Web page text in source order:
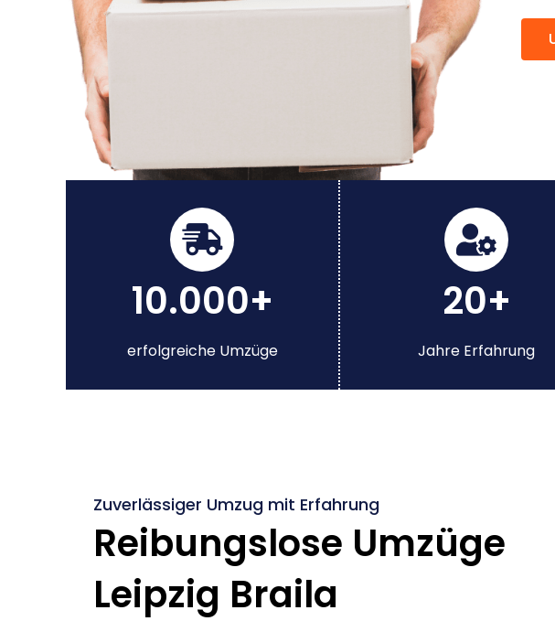
10.000+
erfolgreiche Umzüge
20+
Jahre Erfahrung
Zuverlässiger Umzug mit Erfahrung
Reibungslose Umzüge
Leipzig Braila